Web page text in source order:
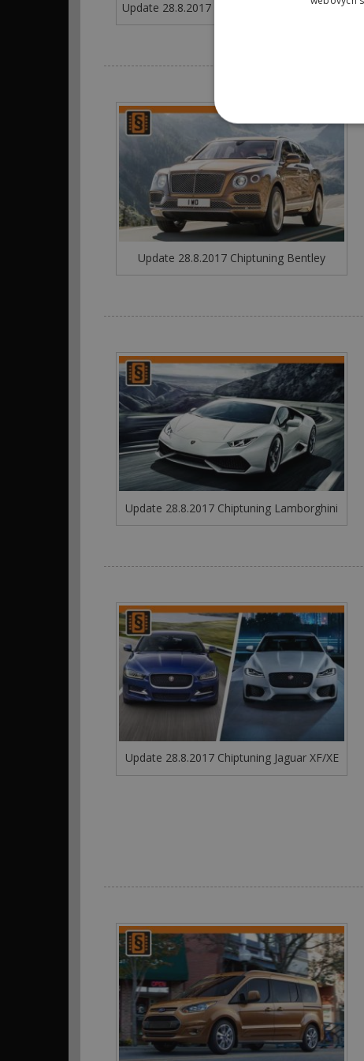
Update 28.8.2017 Chiptuning Jaguar F-Pace
Update 28.8.2017 Chiptuning Bentley
Update 28.8.2017 Chiptuning Lamborghini
Update 28.8.2017 Chiptuning Jaguar XF/XE